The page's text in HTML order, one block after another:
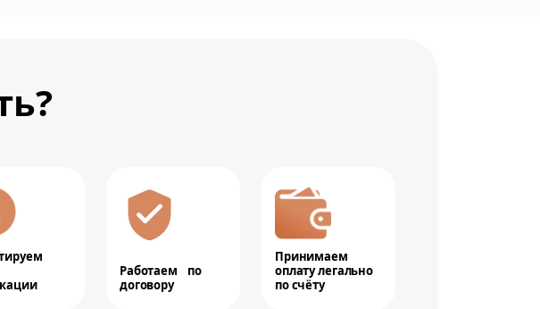
Работаем по
договору
Принимаем
оплату легально
по счёту